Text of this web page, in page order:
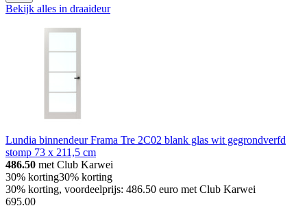
Bekijk alles in draaideur
Lundia binnendeur Frama Tre 2C02 blank glas wit gegrondverfd
stomp 73 x 211,5 cm
486.50 met Club Karwei
30% korting30% korting
30% korting, voordeelprijs: 486.50 euro met Club Karwei
695.00